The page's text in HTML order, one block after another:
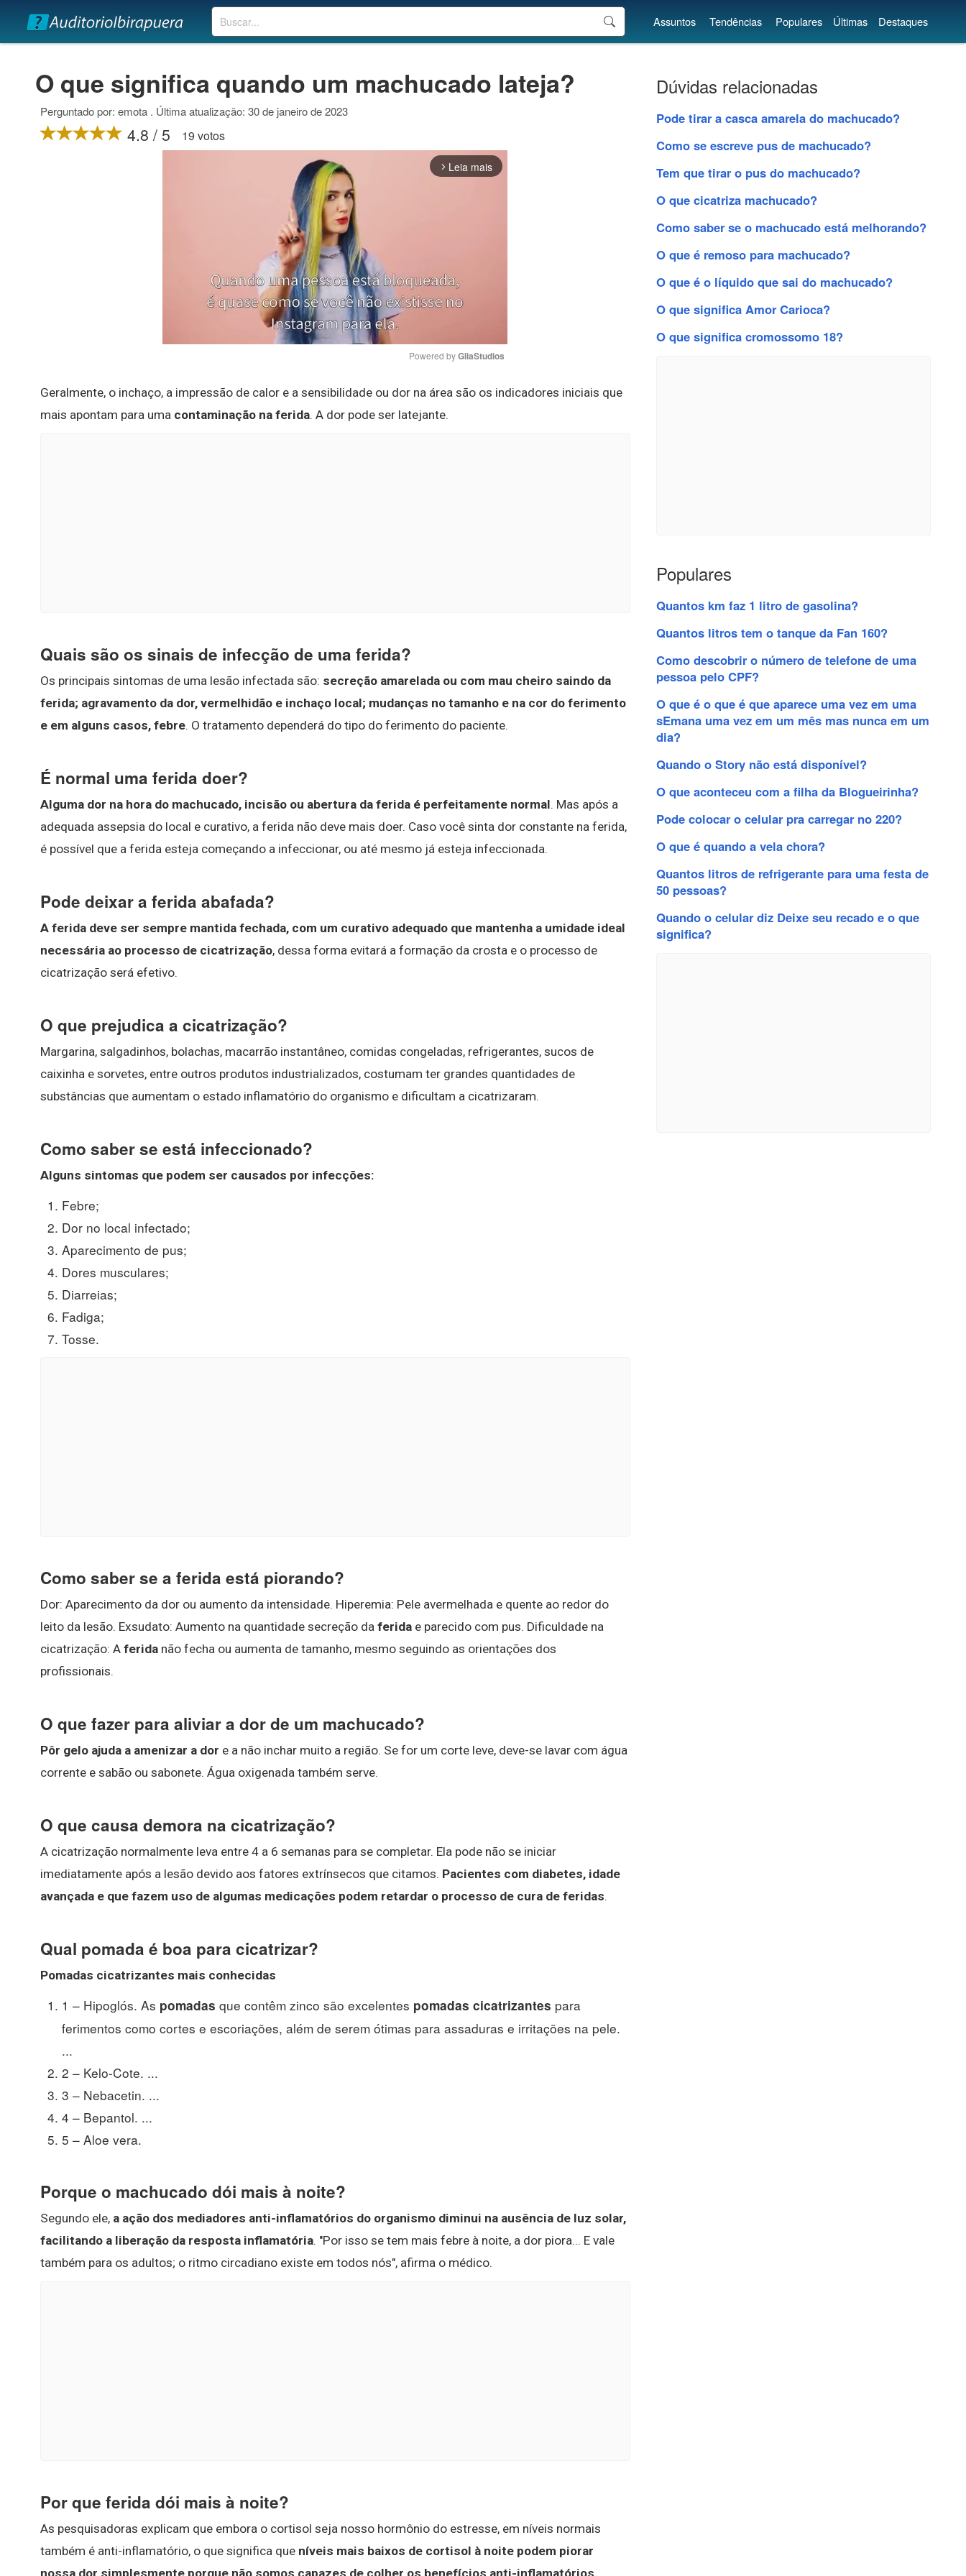
Buscar Assuntos Tendências Populares Últimas Destaques
O que significa quando um machucado lateja?
Perguntado por: emota . Última atualização: 30 de janeiro de 2023
4.8 / 5 19 votos
arrow_forward_ios Leia mais
Mute
Powered by GliaStudios
Geralmente, o inchaço, a impressão de calor e a sensibilidade ou dor na área são os indicadores iniciais que
mais apontam para uma contaminação na ferida. A dor pode ser latejante.
Quais são os sinais de infecção de uma ferida?
Os principais sintomas de uma lesão infectada são: secreção amarelada ou com mau cheiro saindo da
ferida; agravamento da dor, vermelhidão e inchaço local; mudanças no tamanho e na cor do ferimento
e em alguns casos, febre. O tratamento dependerá do tipo do ferimento do paciente.
É normal uma ferida doer?
Alguma dor na hora do machucado, incisão ou abertura da ferida é perfeitamente normal. Mas após a
adequada assepsia do local e curativo, a ferida não deve mais doer. Caso você sinta dor constante na ferida,
é possível que a ferida esteja começando a infeccionar, ou até mesmo já esteja infeccionada.
Pode deixar a ferida abafada?
A ferida deve ser sempre mantida fechada, com um curativo adequado que mantenha a umidade ideal
necessária ao processo de cicatrização, dessa forma evitará a formação da crosta e o processo de
cicatrização será efetivo.
O que prejudica a cicatrização?
Margarina, salgadinhos, bolachas, macarrão instantâneo, comidas congeladas, refrigerantes, sucos de
caixinha e sorvetes, entre outros produtos industrializados, costumam ter grandes quantidades de
substâncias que aumentam o estado inflamatório do organismo e dificultam a cicatrizaram.
Como saber se está infeccionado?
Alguns sintomas que podem ser causados por infecções:
Febre;
Dor no local infectado;
Aparecimento de pus;
Dores musculares;
Diarreias;
Fadiga;
Tosse.
Como saber se a ferida está piorando?
Dor: Aparecimento da dor ou aumento da intensidade. Hiperemia: Pele avermelhada e quente ao redor do
leito da lesão. Exsudato: Aumento na quantidade secreção da ferida e parecido com pus. Dificuldade na
cicatrização: A ferida não fecha ou aumenta de tamanho, mesmo seguindo as orientações dos
profissionais.
O que fazer para aliviar a dor de um machucado?
Pôr gelo ajuda a amenizar a dor e a não inchar muito a região. Se for um corte leve, deve-se lavar com água
corrente e sabão ou sabonete. Água oxigenada também serve.
O que causa demora na cicatrização?
A cicatrização normalmente leva entre 4 a 6 semanas para se completar. Ela pode não se iniciar
imediatamente após a lesão devido aos fatores extrínsecos que citamos. Pacientes com diabetes, idade
avançada e que fazem uso de algumas medicações podem retardar o processo de cura de feridas.
Qual pomada é boa para cicatrizar?
Pomadas cicatrizantes mais conhecidas
1 – Hipoglós. As pomadas que contêm zinco são excelentes pomadas cicatrizantes para
ferimentos como cortes e escoriações, além de serem ótimas para assaduras e irritações na pele.
...
2 – Kelo-Cote. ...
3 – Nebacetin. ...
4 – Bepantol. ...
5 – Aloe vera.
Porque o machucado dói mais à noite?
Segundo ele, a ação dos mediadores anti-inflamatórios do organismo diminui na ausência de luz solar,
facilitando a liberação da resposta inflamatória. "Por isso se tem mais febre à noite, a dor piora... E vale
também para os adultos; o ritmo circadiano existe em todos nós", afirma o médico.
Por que ferida dói mais à noite?
As pesquisadoras explicam que embora o cortisol seja nosso hormônio do estresse, em níveis normais
também é anti-inflamatório, o que significa que níveis mais baixos de cortisol à noite podem piorar
nossa dor simplesmente porque não somos capazes de colher os benefícios anti-inflamatórios
Dúvidas relacionadas
Pode tirar a casca amarela do machucado?
Como se escreve pus de machucado?
Tem que tirar o pus do machucado?
O que cicatriza machucado?
Como saber se o machucado está melhorando?
O que é remoso para machucado?
O que é o líquido que sai do machucado?
O que significa Amor Carioca?
O que significa cromossomo 18?
Populares
Quantos km faz 1 litro de gasolina?
Quantos litros tem o tanque da Fan 160?
Como descobrir o número de telefone de uma
pessoa pelo CPF?
O que é o que é que aparece uma vez em uma
sEmana uma vez em um mês mas nunca em um
dia?
Quando o Story não está disponível?
O que aconteceu com a filha da Blogueirinha?
Pode colocar o celular pra carregar no 220?
O que é quando a vela chora?
Quantos litros de refrigerante para uma festa de
50 pessoas?
Quando o celular diz Deixe seu recado e o que
significa?